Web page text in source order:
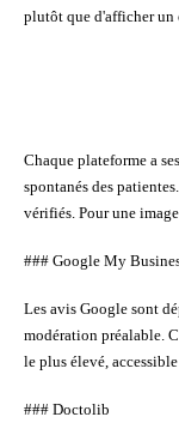
plutôt que d'afficher un
Chaque plateforme a
spontanés des
vérifiés. Pour une
### Google My
Les avis Google sont
modération préalable.
le plus élevé,
### Doctolib